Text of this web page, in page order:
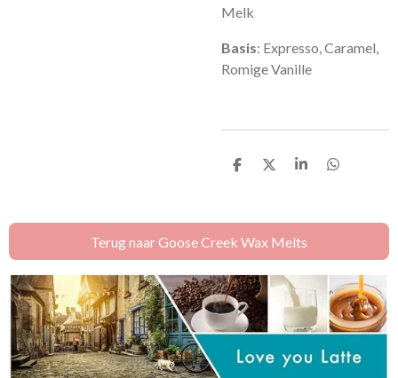
Melk
Basis: Expresso, Caramel,
Romige Vanille
D
n
D
S
e
D
n
Terug naar Goose Creek Wax Melts